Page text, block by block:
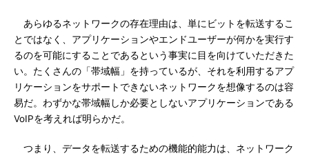
あらゆるネットワークの存在理由は、単にビットを転送するこ
とではなく、アプリケーションやエンドユーザーが何かを実行す
るのを可能にすることであるという事実に目を向けていただきた
い。たくさんの「帯域幅」を持っているが、それを利用するアプ
リケーションをサポートできないネットワークを想像するのは容
易だ。わずかな帯域幅しか必要としないアプリケーションである
VoIPを考えれば明らかだ。
つまり、データを転送するための機能的能力は、ネットワーク